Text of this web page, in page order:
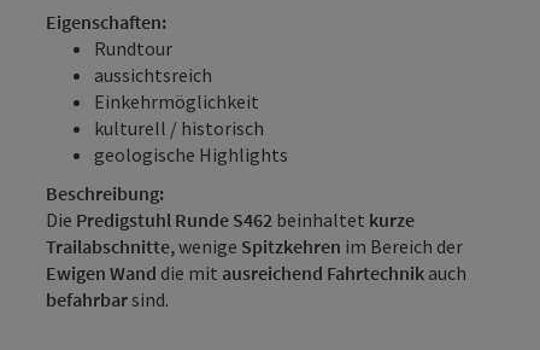
Eigenschaften:
Rundtour
aussichtsreich
Einkehrmöglichkeit
kulturell / historisch
geologische Highlights
Beschreibung:
Die Predigstuhl Runde S462 beinhaltet kurze
Trailabschnitte,wenige Spitzkehren im Bereich der
Ewigen Wand die mit ausreichend Fahrtechnik auch
befahrbarsind.